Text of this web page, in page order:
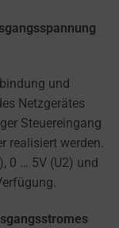
und
Netzgerätes
Steuereingang
realisiert werden.
0 … 5V (U2) und